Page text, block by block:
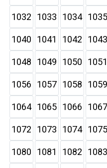
1032 1033 1034 1035
1040 1041 1042 1043
1048 1049 1050 1051
1056 1057 1058 1059
1064 1065 1066 1067
1072 1073 1074 1075
1080 1081 1082 1083